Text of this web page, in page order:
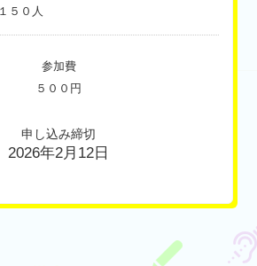
５０人
参加費
５００円
申し込み締切
2026年2月12日